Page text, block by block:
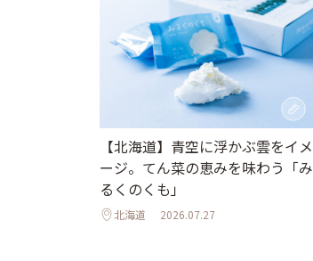
【北海道】青空に浮かぶ雲をイメ
ージ。てん菜の恵みを味わう「み
るくのくも」
北海道 2026.07.27